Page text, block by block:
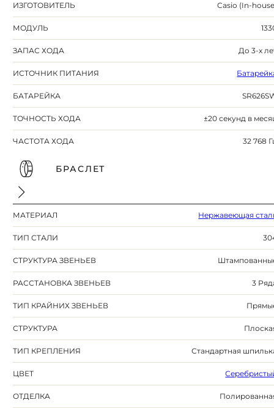
ИЗГОТОВИТЕЛЬ Casio (In-
МОДУЛЬ
ЗАПАС ХОДА До 3-х
ИСТОЧНИК ПИТАНИЯ
БАТАРЕЙКА
ТОЧНОСТЬ ХОДА ±20 секунд в
ЧАСТОТА ХОДА 32 768
БРАСЛЕТ
МАТЕРИАЛ Нержавеющая
ТИП СТАЛИ
СТРУКТУРА ЗВЕНЬЕВ
РАССТАНОВКА ЗВЕНЬЕВ 3
ТИП КРАЙНИХ ЗВЕНЬЕВ
СТРУКТУРА
ТИП КРЕПЛЕНИЯ Стандартная
ЦВЕТ
ОТДЕЛКА